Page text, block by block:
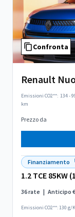
Confronta
Renault
Emissioni CO2**: 134 -
km
Prezzo da
Finanziamento
1.2 TCE 85KW
36 rate | Anticipo
Emissioni CO2**: 130 g/